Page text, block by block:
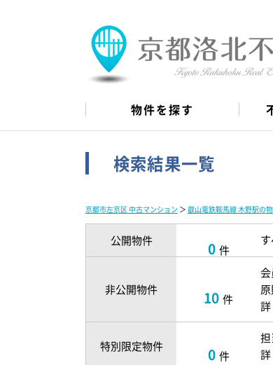
物件を探す
検索結果一覧
京都市左京区 中古マンション ＞ 叡山電鉄鞍馬線 木野駅の
公開物件 0 件
非公開物件 10 件
特別限定物件 0 件